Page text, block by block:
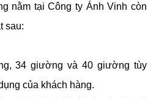
nằm tại Công ty Ánh Vinh còn
sau:
34 giường và 40 giường tùy
của khách hàng.